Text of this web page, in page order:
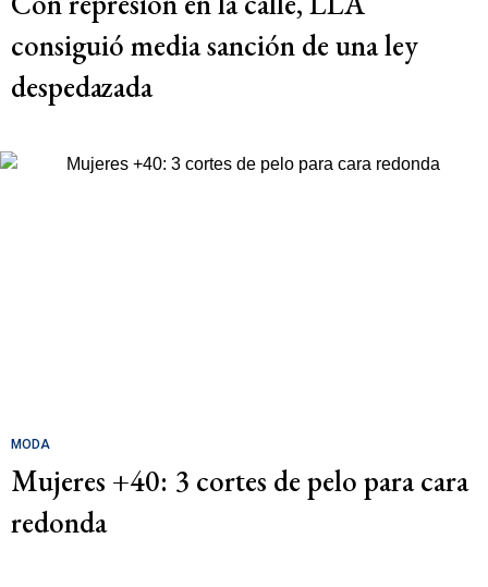
consiguió media sanción de una ley
despedazada
MODA
Mujeres +40: 3 cortes de pelo para cara
redonda